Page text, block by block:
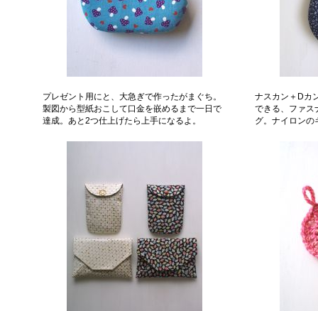
プレゼント用にと、大急ぎで作ったがまぐち。
製図から型紙おこして口金を嵌めるまで一日で
達成。あと2つ仕上げたら上手になるよ。
ナスカン＋Dカ
できる、ファス
グ。ナイロンの